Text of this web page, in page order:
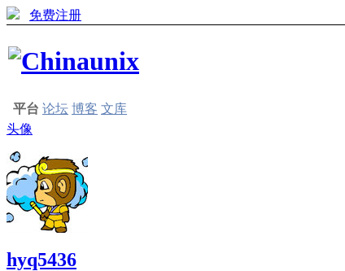
免费注册
平台 论坛 博客 文库
头像
hyq5436